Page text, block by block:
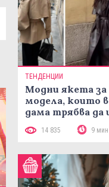
ТЕНДЕНЦИИ
Модни якета за
модела, които
дама трябва да
14 835 9 мин